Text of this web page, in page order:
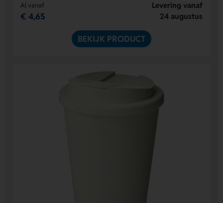
Al vanaf
€ 4,65
Levering vanaf
24 augustus
BEKIJK PRODUCT